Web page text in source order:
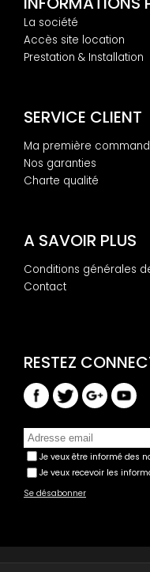
La société
Accès site location
Prestation & Installation
SERVICE CLIENT
Ma première
Nos garanties
Charte qualité
A SAVOIR PLUS
Conditions générales
Contact
Je veux être informé des
Je veux recevoir les
Se désabonner